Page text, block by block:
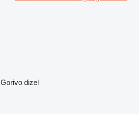
Gorivo dizel